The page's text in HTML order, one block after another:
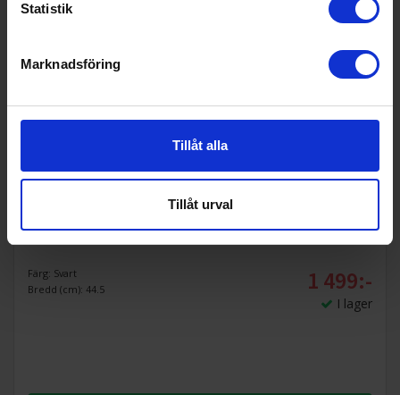
Statistik
Marknadsföring
Tillåt alla
Tillåt urval
SeverinMW 9187
Färg: Svart
Bredd (cm): 44.5
1 499:-
I lager